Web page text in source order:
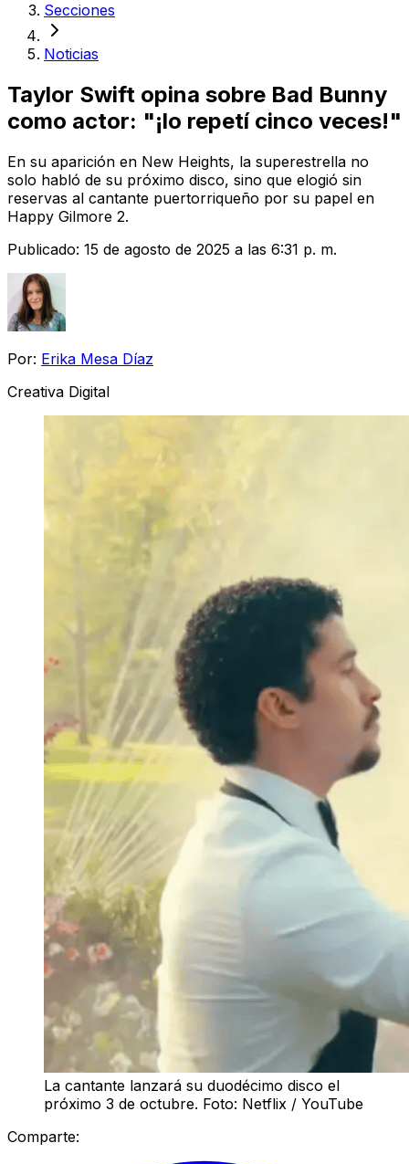
Secciones
Noticias
Taylor Swift opina sobre Bad Bunny
como actor: "¡lo repetí cinco veces!"
En su aparición en New Heights, la superestrella no
solo habló de su próximo disco, sino que elogió sin
reservas al cantante puertorriqueño por su papel en
Happy Gilmore 2.
Publicado: 15 de agosto de 2025 a las 6:31 p. m.
Por: Erika Mesa Díaz
Creativa Digital
La cantante lanzará su duodécimo disco el
próximo 3 de octubre. Foto: Netflix / YouTube
Comparte: